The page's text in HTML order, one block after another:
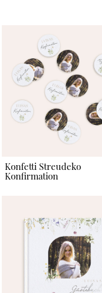
Konfetti Streudeko
Konfirmation